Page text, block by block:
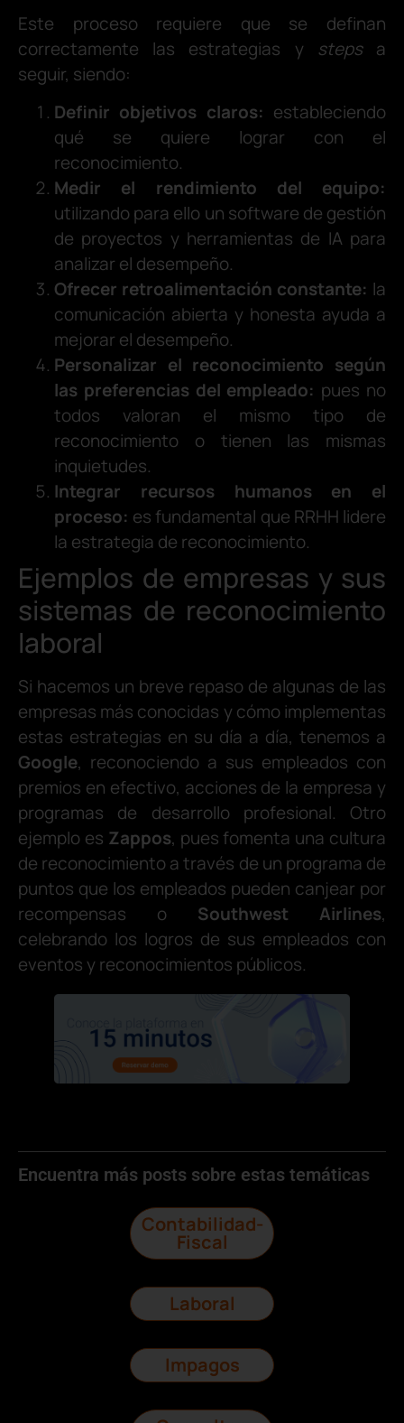
Este proceso requiere que se definan
correctamente las estrategias y steps a
seguir, siendo:
Definir objetivos claros: estableciendo
qué se quiere lograr con el
reconocimiento.
Medir el rendimiento del equipo:
utilizando para ello un software de gestión
de proyectos y herramientas de IA para
analizar el desempeño.
Ofrecer retroalimentación constante: la
comunicación abierta y honesta ayuda a
mejorar el desempeño.
Personalizar el reconocimiento según
las preferencias del empleado: pues no
todos valoran el mismo tipo de
reconocimiento o tienen las mismas
inquietudes.
Integrar recursos humanos en el
proceso: es fundamental que RRHH lidere
la estrategia de reconocimiento.
Ejemplos de empresas y sus
sistemas de reconocimiento
laboral
Si hacemos un breve repaso de algunas de las
empresas más conocidas y cómo implementas
estas estrategias en su día a día, tenemos a
Google, reconociendo a sus empleados con
premios en efectivo, acciones de la empresa y
programas de desarrollo profesional. Otro
ejemplo es Zappos, pues fomenta una cultura
de reconocimiento a través de un programa de
puntos que los empleados pueden canjear por
recompensas o Southwest Airlines,
celebrando los logros de sus empleados con
eventos y reconocimientos públicos.
Encuentra más posts sobre estas temáticas
Contabilidad-
Fiscal
Laboral
Impagos